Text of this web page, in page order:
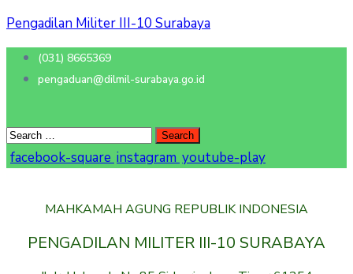
Pengadilan Militer III-10 Surabaya
(031) 8665369
pengaduan@dilmil-surabaya.go.id
facebook-square instagram youtube-play
MAHKAMAH AGUNG REPUBLIK INDONESIA
PENGADILAN MILITER III-10 SURABAYA